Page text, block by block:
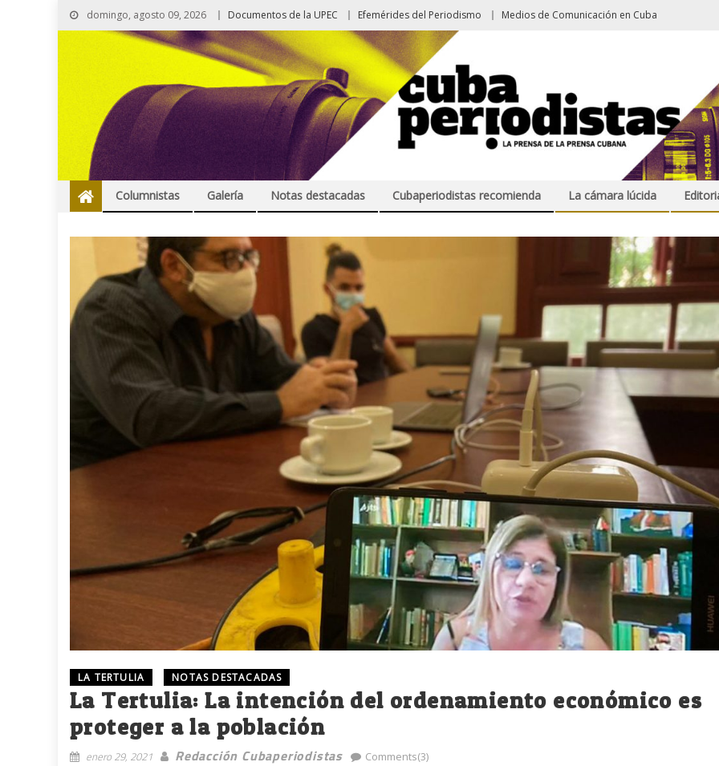
domingo, agosto 09, 2026 Documentos de la UPEC Efemérides del Periodismo Medios de Comunicación en Cuba
Columnistas Galería Notas destacadas Cubaperiodistas recomienda La cámara lúcida
LA TERTULIA NOTAS DESTACADAS
La Tertulia: La intención del ordenamiento económico es
proteger a la población
enero 29, 2021 Redacción Cubaperiodistas Comments(3)